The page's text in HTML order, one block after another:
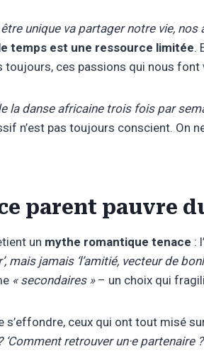
unique va partager notre vie,
temps est une ressource limitée.
toujours, ces passions qui nous font
la danse africaine trois fois par
n’est pas toujours conscient. On
parent pauvre
un mythe romantique tenace :
mais jamais ‘l’amitié, vecteur de
« secondaires »– un choix qui
s’effondre, ceux qui ont tout misé
retrouver un·e partenaire